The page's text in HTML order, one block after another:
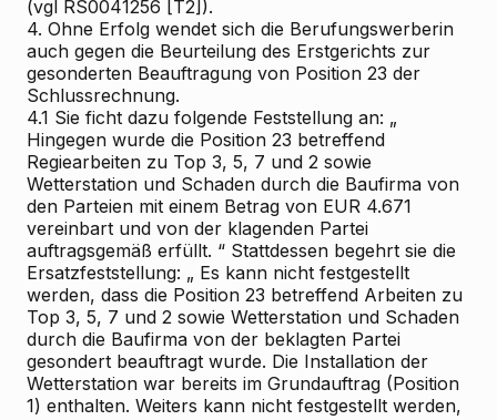
(vgl RS0041256 [T2]).
4. Ohne Erfolg wendet sich die Berufungswerberin
auch gegen die Beurteilung des Erstgerichts zur
gesonderten Beauftragung von Position 23 der
Schlussrechnung.
4.1 Sie ficht dazu folgende Feststellung an: „
Hingegen wurde die Position 23 betreffend
Regiearbeiten zu Top 3, 5, 7 und 2 sowie
Wetterstation und Schaden durch die Baufirma von
den Parteien mit einem Betrag von EUR 4.671
vereinbart und von der klagenden Partei
auftragsgemäß erfüllt. “ Stattdessen begehrt sie die
Ersatzfeststellung: „ Es kann nicht festgestellt
werden, dass die Position 23 betreffend Arbeiten zu
Top 3, 5, 7 und 2 sowie Wetterstation und Schaden
durch die Baufirma von der beklagten Partei
gesondert beauftragt wurde. Die Installation der
Wetterstation war bereits im Grundauftrag (Position
1) enthalten. Weiters kann nicht festgestellt werden,